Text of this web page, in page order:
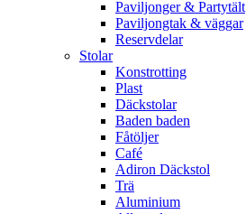
Paviljonger & Partytält
Paviljongtak & väggar
Reservdelar
Stolar
Konstrotting
Plast
Däckstolar
Baden baden
Fåtöljer
Café
Adiron Däckstol
Trä
Aluminium